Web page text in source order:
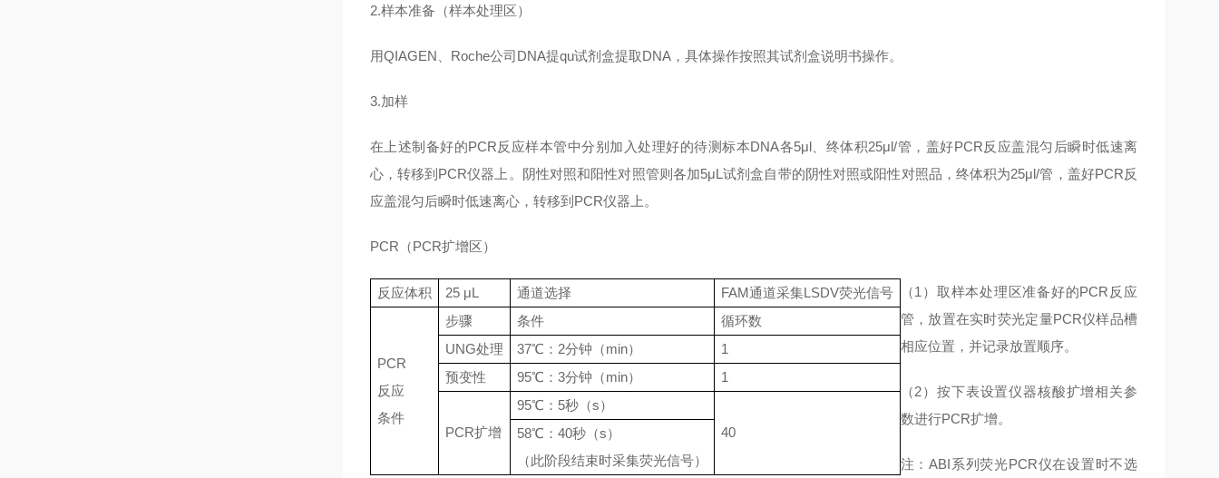
2.样本准备（样本处理区）
用QIAGEN、Roche公司DNA提qu试剂盒提取DNA，具体操作按照其试剂盒说明书操作。
3.加样
在上述制备好的PCR反应样本管中分别加入处理好的待测标本DNA各5μl、终体积25μl/管，盖好PCR反应盖混匀后瞬时低速离
心，转移到PCR仪器上。阴性对照和阳性对照管则各加5μL试剂盒自带的阴性对照或阳性对照品，终体积为25μl/管，盖好PCR反
应盖混匀后瞬时低速离心，转移到PCR仪器上。
PCR（PCR扩增区）
反应体积 25 μL 通道选择 FAM通道采集LSDV荧光信号
PCR
反应
条件
步骤 条件
循环数
UNG处理
37℃：2分钟（min）
1
预变性
95℃：3分钟（min） 1
PCR扩增
95℃：5秒（s）
40
58℃：40秒（s）
（此阶段结束时采集荧光信号）
（1）取样本处理区准备好的PCR反应
管，放置在实时荧光定量PCR仪样品槽
相应位置，并记录放置顺序。
（2）按下表设置仪器核酸扩增相关参
数进行PCR扩增。
注：ABI系列荧光PCR仪在设置时不选